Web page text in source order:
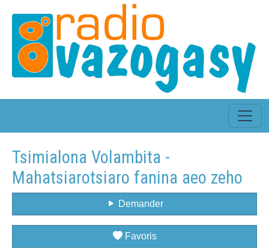
Tsimialona Volambita -
Mahatsiarotsiaro fanina aeo zeho
Demander
Favoris